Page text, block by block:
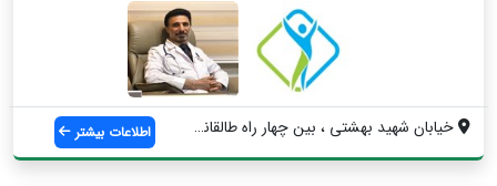
خیابان شهید بهشتی ، بین چهار راه طالقانی... اطلاعات بیشتر